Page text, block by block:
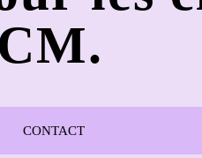
CM.
CONTACT